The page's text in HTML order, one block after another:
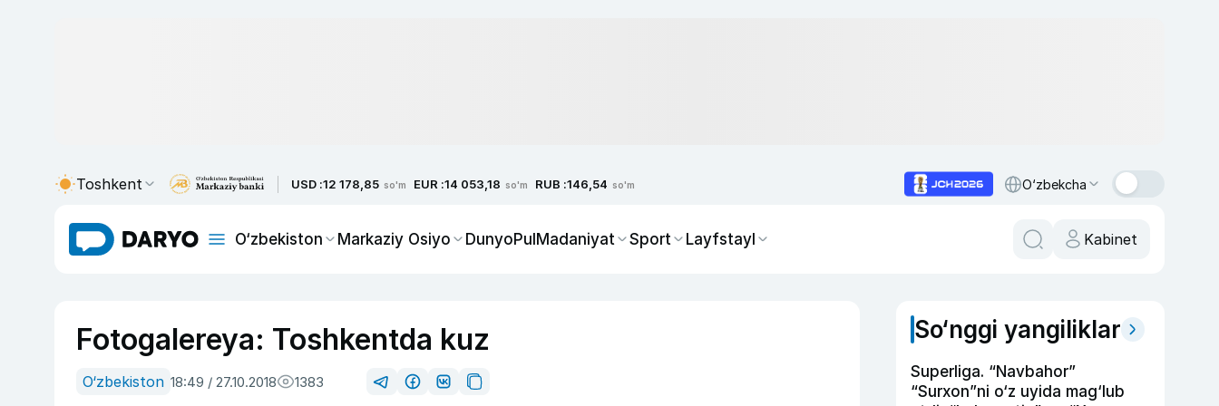
Toshkent USD :12 178,85 so'm EUR :14 053,18 so'm RUB :146,54 so'm O‘zbekcha
O‘zbekiston Markaziy Osiyo DunyoPulMadaniyat Sport Layfstayl Kabinet
Fotogalereya: Toshkentda kuz
O‘zbekiston 18:49 / 27.10.2018 1383
So‘nggi yangiliklar
Superliga. “Navbahor”
“Surxon”ni o‘z uyida mag‘lub